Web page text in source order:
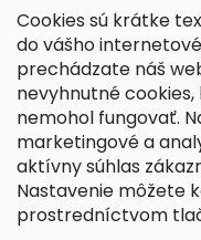
Cookies sú krátke
do vášho
prechádzate náš
nevyhnutné
nemohol fungovať.
marketingové a
aktívny súhlas
Nastavenie môžete
prostredníctvom
KONTAKT
dotazy@ spongr.cz
+420 776 663 962
https://
spongr.cz